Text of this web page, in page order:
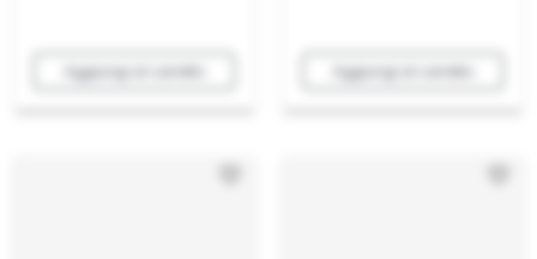
Aggiungi al carrello Aggiungi al carrello